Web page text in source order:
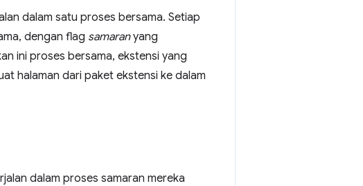
dalam satu proses bersama. Setiap
dengan flag samaranyang
ini proses bersama, ekstensi yang
halaman dari paket ekstensi ke dalam
dalam proses samaran mereka